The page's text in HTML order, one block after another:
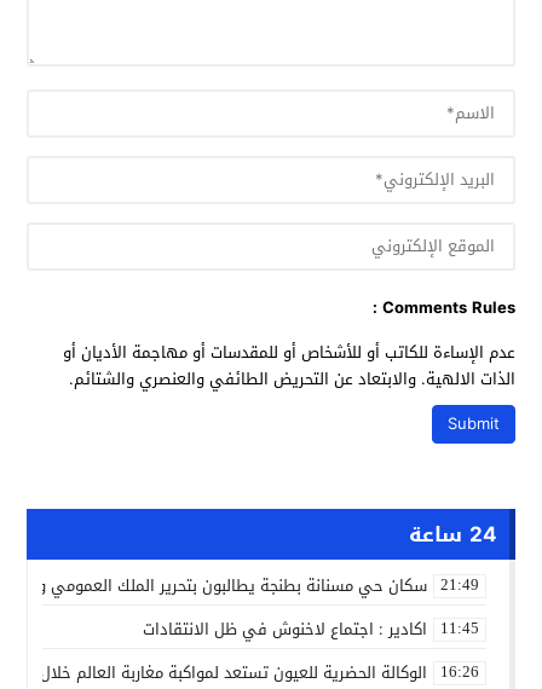
Comments Rules :
عدم الإساءة للكاتب أو للأشخاص أو للمقدسات أو مهاجمة الأديان أو
الذات الالهية. والابتعاد عن التحريض الطائفي والعنصري والشتائم.
24 ساعة
21:49 سكان حي مسنانة بطنجة يطالبون بتحرير الملك العمومي
11:45 اكادير : اجتماع لاخنوش في ظل الانتقادات
16:26 الوكالة الحضرية للعيون تستعد لمواكبة مغاربة العالم خلال